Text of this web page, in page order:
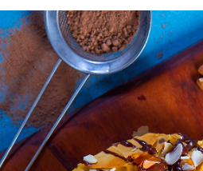
DISTRIBUIDORES E